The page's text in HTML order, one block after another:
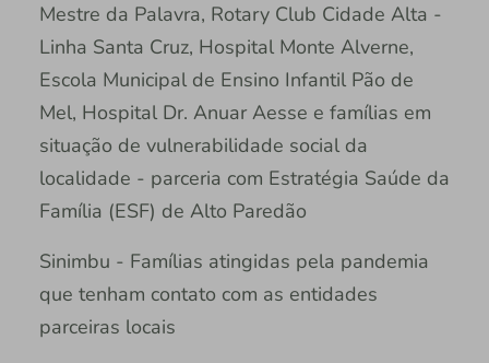
Mestre da Palavra, Rotary Club Cidade Alta -
Linha Santa Cruz, Hospital Monte Alverne,
Escola Municipal de Ensino Infantil Pão de
Mel, Hospital Dr. Anuar Aesse e famílias em
situação de vulnerabilidade social da
localidade - parceria com Estratégia Saúde da
Família (ESF) de Alto Paredão
Sinimbu - Famílias atingidas pela pandemia
que tenham contato com as entidades
parceiras locais